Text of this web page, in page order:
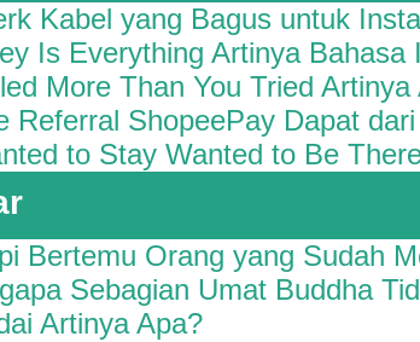
Kabel yang Bagus untuk
Is Everything Artinya Bahasa
More Than You Tried Artinya
Referral ShopeePay Dapat
to Stay Wanted to Be
Bertemu Orang yang Sudah
Sebagian Umat Buddha
Artinya Apa?